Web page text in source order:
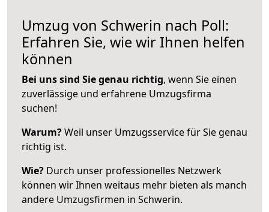
Umzug von Schwerin nach Poll:
Erfahren Sie, wie wir Ihnen helfen
können
Bei uns sind Sie genau richtig, wenn Sie einen
zuverlässige und erfahrene Umzugsfirma
suchen!
Warum?Weil unser Umzugsservice für Sie genau
richtig ist.
Wie? Durch unser professionelles Netzwerk
können wir Ihnen weitaus mehr bieten als manch
andere Umzugsfirmen in Schwerin.